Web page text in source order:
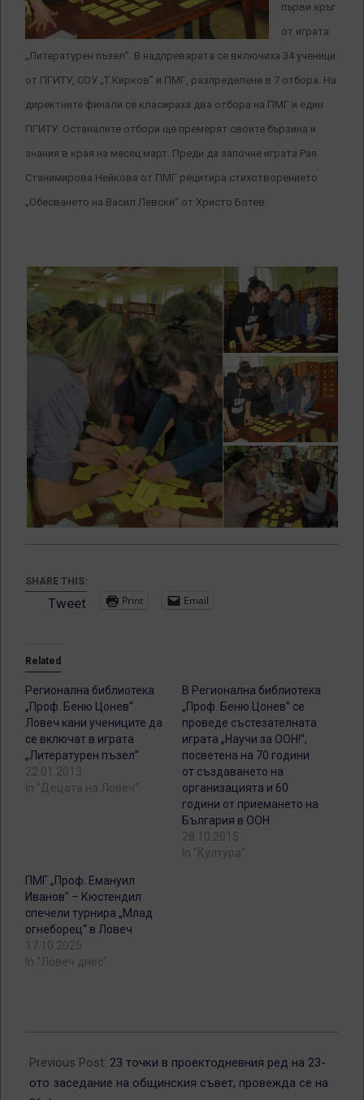
първи кръг
от играта
„Литературен пъзел”. В надпреварата се включиха 34 ученици
от ПГИТУ, СОУ „Т.Кирков” и ПМГ, разпределени в 7 отбора. На
директните финали се класираха два отбора на ПМГ и един
ПГИТУ. Останалите отбори ще премерят своите бързина и
знания в края на месец март. Преди да започне играта Рая
Станимирова Нейкова от ПМГ рецитира стихотворението
„Обесването на Васил Левски“ от Христо Ботев.
SHARE THIS:
Tweet Print Email
Related
Регионална библиотека
„Проф. Беню Цонев“
Ловеч кани учениците да
се включат в играта
„Литературен пъзел”
22.01.2013
In "Децата на Ловеч"
В Регионална библиотека
„Проф. Беню Цонев” се
проведе състезателната
играта „Научи за ООН!”,
посветена на 70 години
от създаването на
организацията и 60
години от приемането на
България в ООН
28.10.2015
In "Култура"
ПМГ „Проф. Емануил
Иванов“ – Кюстендил
спечели турнира „Млад
огнеборец“ в Ловеч
17.10.2025
In "Ловеч днес"
02-
24
Previous Post: 23 точки в проектодневния ред на 23-
ото заседание на общинския съвет, провежда се на